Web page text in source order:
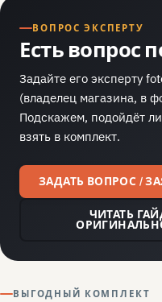
ВОПРОС ЭКСПЕРТУ
Есть вопрос
Задайте его эксперту
(владелец магазина, в
Подскажем, подойдёт
взять в комплект.
ЗАДАТЬ ВОПРОС /
ЧИТАТЬ
ВЫГОДНЫЙ КОМПЛЕКТ